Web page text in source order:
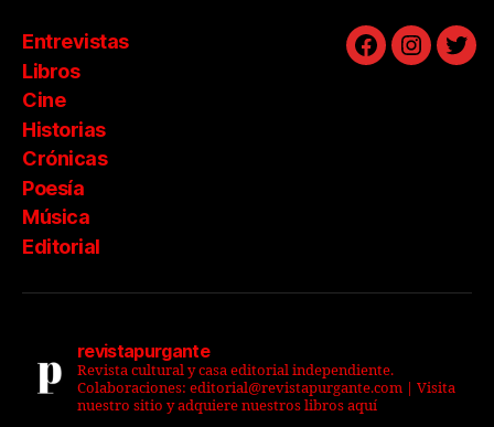
Entrevistas
Libros
Cine
Historias
Crónicas
Poesía
Música
Editorial
Facebook
revistapurgante
Revista cultural y casa editorial independiente.
Colaboraciones: editorial@revistapurgante.com | Visita
nuestro sitio y adquiere nuestros libros aquí